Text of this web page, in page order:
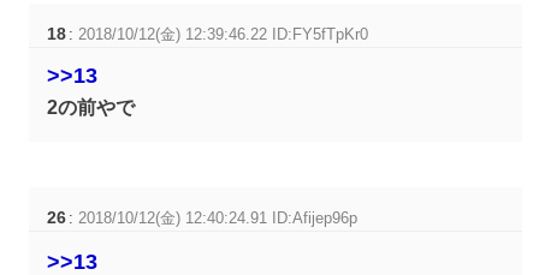
18 : 2018/10/12(金) 12:39:46.22 ID:FY5fTpKr0
>>13
2の前やで
26 : 2018/10/12(金) 12:40:24.91 ID:Afijep96p
>>13